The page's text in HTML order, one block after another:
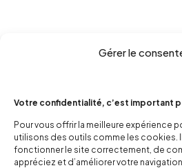
Gérer le
Votre confidentialité, c’est important
Pour vous offrir la meilleure expérience
utilisons des outils comme les cookies.
fonctionner le site correctement, de
appréciez et d’améliorer votre
contact@popnbaby.com
+33 01 64 62 14 89